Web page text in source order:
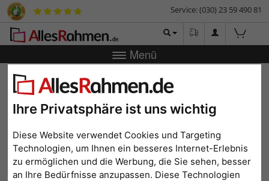
Ihre Privatsphäre ist uns wichtig
Diese Website verwendet Cookies und Targeting
Technologien, um Ihnen ein besseres Internet-Erlebnis
zu ermöglichen und die Werbung, die Sie sehen, besser
an Ihre Bedürfnisse anzupassen. Diese Technologien
Service: (030) 23 59 490 81
Menü
Zurück | Bilderrahmen-Shop Bilderrahmen
Bilderrahmen Oslo (MDF) mit Passepartout
Holz-Bilderrahmen Oslo
(MDF) mit Passepartout